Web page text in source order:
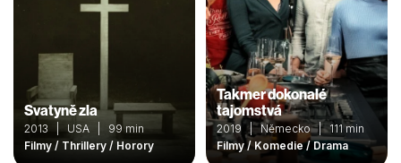
Svatyně zla
2013 | USA | 99 min
Filmy / Thrillery / Horory
Takmer dokonalé
tajomstvá
2019 | Německo | 111 min
Filmy / Komedie / Drama